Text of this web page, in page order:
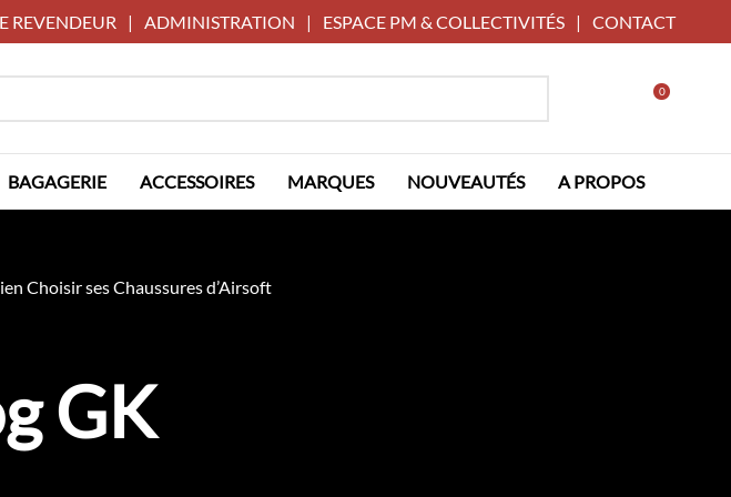
REVENDEUR | ADMINISTRATION | ESPACE PM & COLLECTIVITÉS | CONTACT
0
BAGAGERIE ACCESSOIRES MARQUES NOUVEAUTÉS A PROPOS
Choisir ses Chaussures d’Airsoft
GK